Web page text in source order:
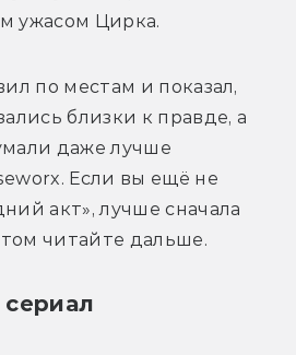
ужасом Цирка.
по местам и показал,
близки к правде, а
даже лучше
Если вы ещё не
акт», лучше сначала
читайте дальше.